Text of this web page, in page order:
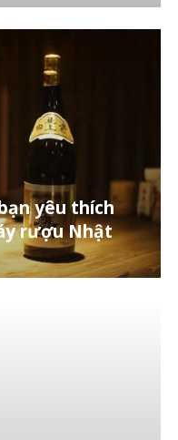
yêu thích
rượu Nhật